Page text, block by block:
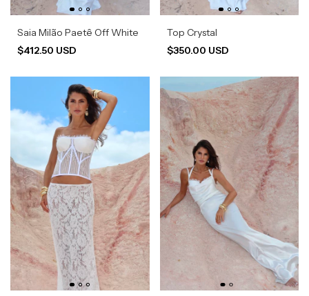
Saia Milão Paetê Off White
$412.50 USD
Top Crystal
$350.00 USD